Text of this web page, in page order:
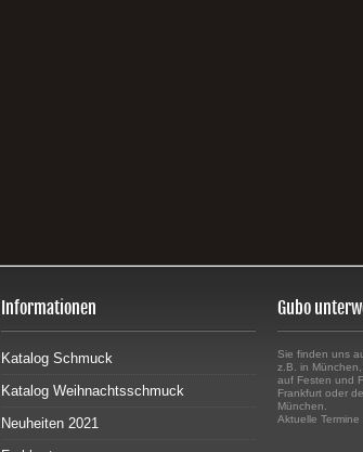
Informationen
Katalog Schmuck
Katalog Weihnachtsschmuck
Neuheiten 2021
Gubo
Sie finden uns
z.B. in
auf Festen und
Frankfurt oder
München.
Aktuelle Termine